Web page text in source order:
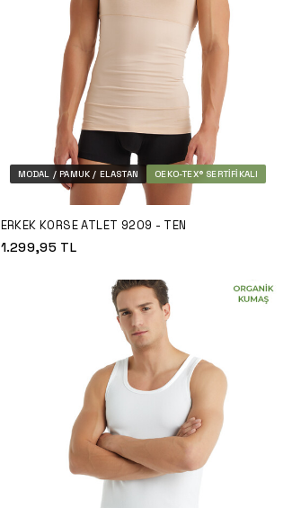
MODAL / PAMUK / ELASTAN OEKO-TEX® SERTIFIKALI
ERKEK KORSE ATLET 9209 - TEN
1.299,95TL